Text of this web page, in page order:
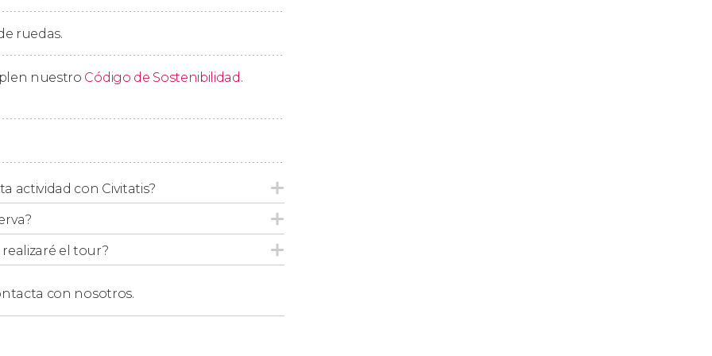
el regreso a Buenos Aires. La
después de la recogida.
por vuestro alojamiento de Buenos
en hoteles ubicados enRecoleta, San
la actividad, os llevaremos hasta uno de los
ruedas.
nuestro Código de Sostenibilidad .
actividad con Civitatis?
el tour?
con nosotros.